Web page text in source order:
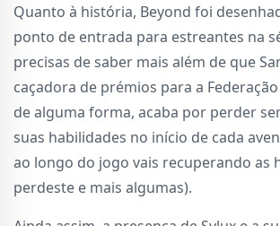
Quanto à história, Beyond foi
ponto de entrada para estreantes na
precisas de saber mais além de que
caçadora de prémios para a
de alguma forma, acaba por perder
suas habilidades no início de cada
ao longo do jogo vais recuperando as
perdeste e mais algumas).